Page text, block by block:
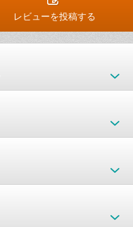
レビューを投稿する